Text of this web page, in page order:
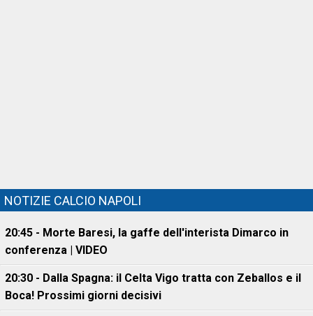
NOTIZIE CALCIO NAPOLI
20:45 - Morte Baresi, la gaffe dell'interista Dimarco in
conferenza | VIDEO
20:30 - Dalla Spagna: il Celta Vigo tratta con Zeballos e il
Boca! Prossimi giorni decisivi